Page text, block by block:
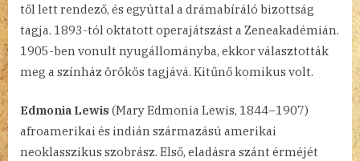
től lett rendező, és egyúttal a drámabíráló bizottság
tagja. 1893-tól oktatott operajátszást a Zeneakadémián.
1905-ben vonult nyugállományba, ekkor választották
meg a színház örökös tagjává. Kitűnő komikus volt.
Edmonia Lewis (Mary Edmonia Lewis, 1844–1907)
afroamerikai és indián származású amerikai
neoklasszikus szobrász. Első, eladásra szánt érméjét